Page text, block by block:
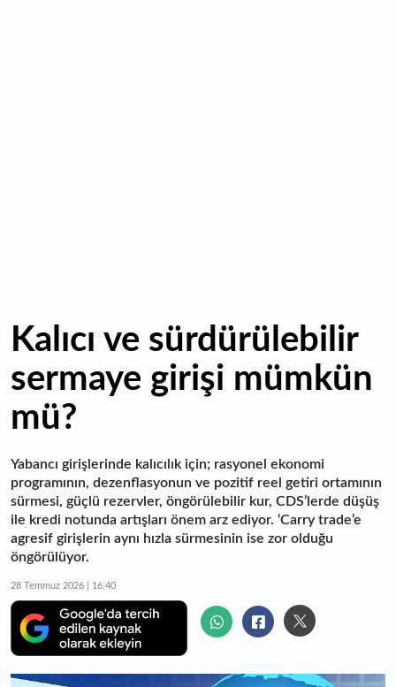
Kalıcı ve sürdürülebilir
sermaye girişi mümkün
mü?
Yabancı girişlerinde kalıcılık için; rasyonel ekonomi
programının, dezenflasyonun ve pozitif reel getiri ortamının
sürmesi, güçlü rezervler, öngörülebilir kur, CDS’lerde düşüş
ile kredi notunda artışları önem arz ediyor. ‘Carry trade’e
agresif girişlerin aynı hızla sürmesinin ise zor olduğu
öngörülüyor.
28 Temmuz 2026 | 16:40